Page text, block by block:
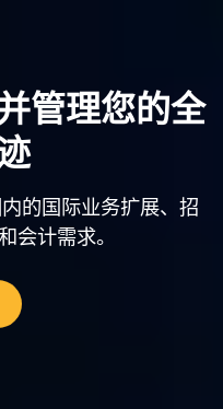
管理您的全
的国际业务扩展、招
会计需求。